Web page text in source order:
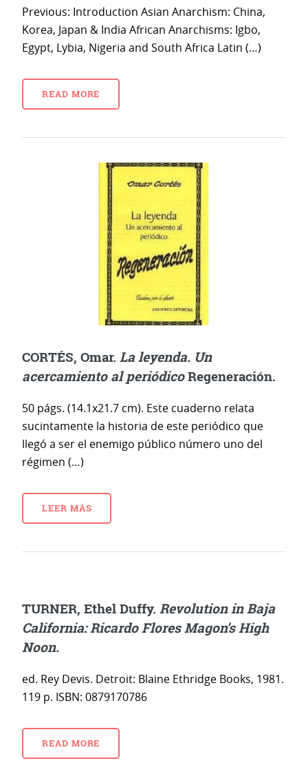
Previous: Introduction Asian Anarchism: China,
Korea, Japan & India African Anarchisms: Igbo,
Egypt, Lybia, Nigeria and South Africa Latin (…)
READ MORE
CORTÉS, Omar. La leyenda. Un
acercamiento al periódicoRegeneración.
50 págs. (14.1x21.7 cm). Este cuaderno relata
sucintamente la historia de este periódico que
llegó a ser el enemigo público número uno del
régimen (…)
LEER MÁS
TURNER, Ethel Duffy. Revolution in Baja
California: Ricardo Flores Magon’s High
Noon.
ed. Rey Devis. Detroit: Blaine Ethridge Books, 1981.
119 p. ISBN: 0879170786
READ MORE